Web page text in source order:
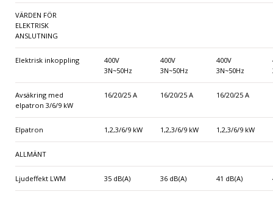
VÄRDEN FÖR
ELEKTRISK
ANSLUTNING
Elektrisk inkoppling
400V
3N~50Hz
400V
3N~50Hz
400V
3N~50Hz
Avsäkring med
elpatron 3/6/9 kW
16/20/25 A 16/20/25 A 16/20/25 A
Elpatron 1,2,3/6/9 kW 1,2,3/6/9 kW 1,2,3/6/9 kW
ALLMÄNT
Ljudeffekt LWM 35 dB(A) 36 dB(A) 41 dB(A)